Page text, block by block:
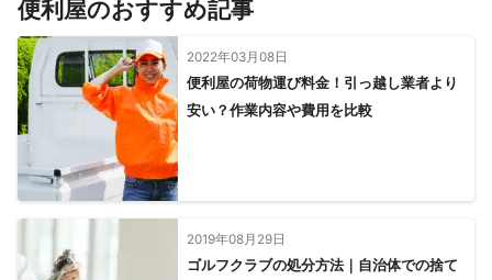
便利屋のおすすめ記事
2022年03月08日
便利屋の荷物運び料金！引っ越し業者より
安い？作業内容や費用を比較
2019年08月29日
ゴルフクラブの処分方法｜自治体での捨て